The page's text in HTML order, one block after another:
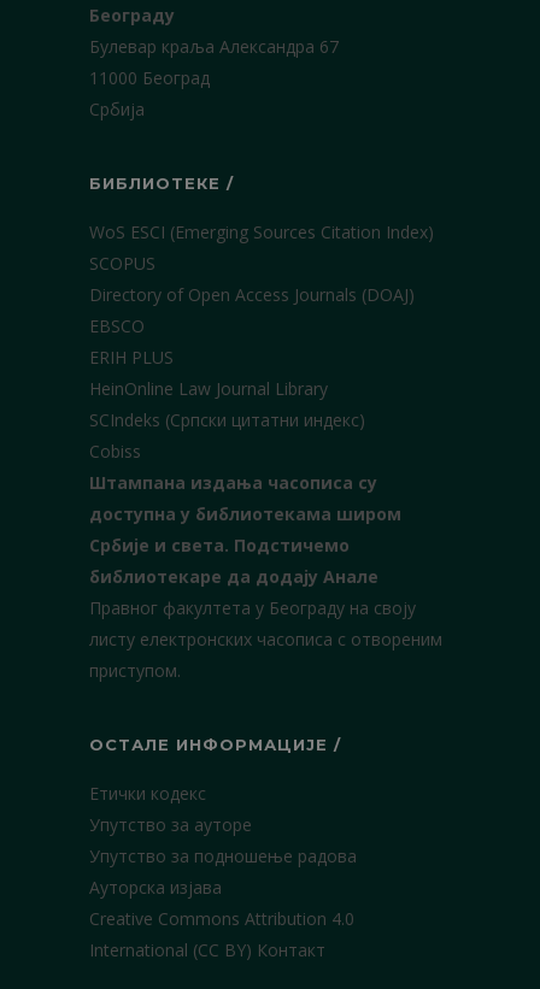
Београду
Булевар краља Александра 67
11000 Београд
Србија
БИБЛИОТЕКЕ /
WoS ESCI (Emerging Sources Citation Index)
SCOPUS
Directory of Open Access Journals (DOAJ)
EBSCO
ERIH PLUS
HeinOnline Law Journal Library
SCIndeks (Српски цитатни индекс)
Cobiss
Штампана издања часописа су
доступна у библиотекама широм
Србије и света. Подстичемо
библиотекаре да додају Анале
Правног факултета у Београду на своју
листу електронских часописа с отвореним
приступом.
ОСТАЛЕ ИНФОРМАЦИЈЕ /
Етички кодекс
Упутство за ауторе
Упутство за подношење радова
Ауторска изјава
Creative Commons Attribution 4.0
International (CC BY) Контакт